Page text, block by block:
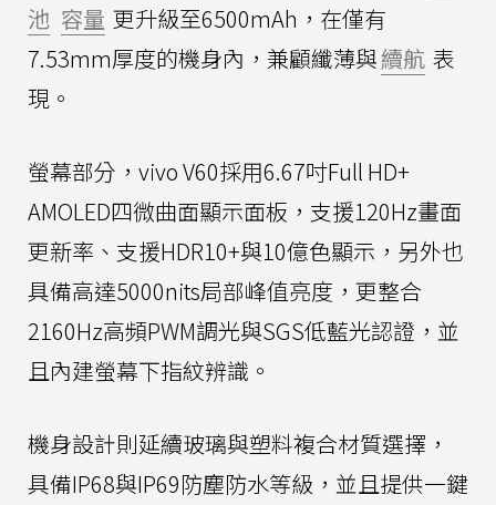
池 容量 更升級至6500mAh，在僅有
7.53mm厚度的機身內，兼顧纖薄與續航 表
現。
螢幕部分，vivo V60採用6.67吋Full HD+
AMOLED四微曲面顯示面板，支援120Hz畫面
更新率、支援HDR10+與10億色顯示，另外也
具備高達5000nits局部峰值亮度，更整合
2160Hz高頻PWM調光與SGS低藍光認證，並
且內建螢幕下指紋辨識。
機身設計則延續玻璃與塑料複合材質選擇，
具備IP68與IP69防塵防水等級，並且提供一鍵